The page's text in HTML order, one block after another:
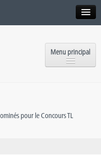
Recherche
Menu principal
pour le Concours TL